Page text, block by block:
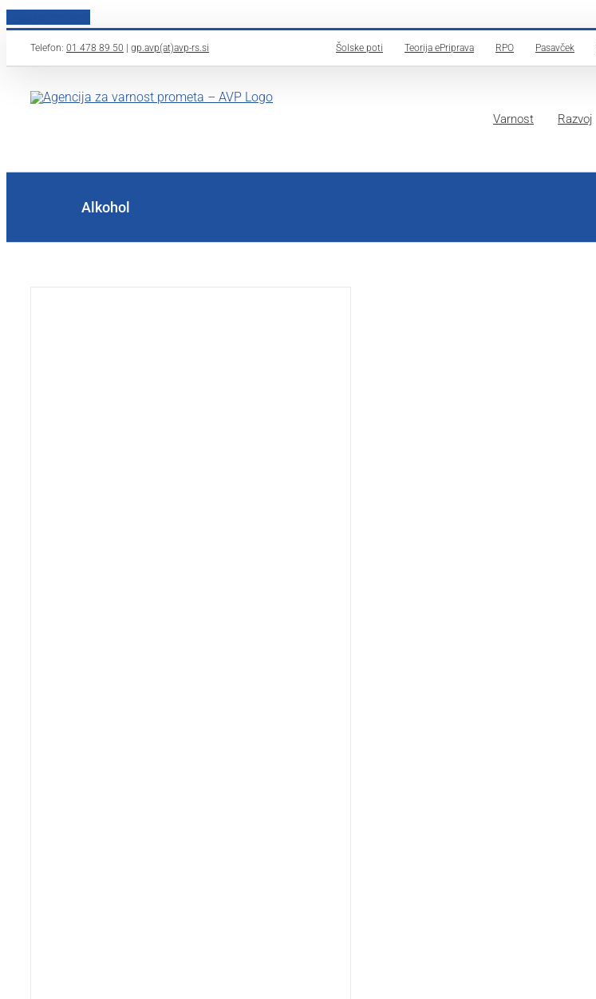
Telefon: 01 478 89 50 gp.avp(at)avp-rs.si Šolske poti Teorija ePriprava RPO Pasavček
Varnost Razvoj
Alkohol